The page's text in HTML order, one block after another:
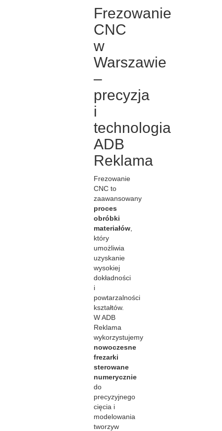
Frezowanie
CNC
w
Warszawie
–
precyzja
i
technologia
ADB
Reklama
Frezowanie
CNC to
zaawansowany
proces
obróbki
materiałów
który
umożliwia
uzyskanie
wysokiej
dokładności
i
powtarzalności
kształtów.
W ADB
Reklama
wykorzystujemy
nowoczesne
frezarki
sterowane
numerycznie
do
precyzyjnego
cięcia i
modelowania
tworzyw